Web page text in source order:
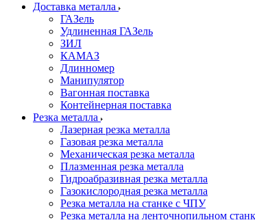
Доставка металла
ГАЗель
Удлиненная ГАЗель
ЗИЛ
КАМАЗ
Длинномер
Манипулятор
Вагонная поставка
Контейнерная поставка
Резка металла
Лазерная резка металла
Газовая резка металла
Механическая резка металла
Плазменная резка металла
Гидроабразивная резка металла
Газокислородная резка металла
Резка металла на станке с ЧПУ
Резка металла на ленточнопильном